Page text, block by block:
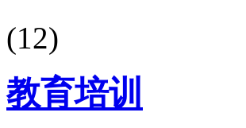
(12)
教育培训